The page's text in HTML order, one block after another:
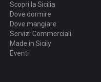
Scopri la Sicilia
Dove dormire
Dove mangiare
Servizi Commerciali
Made in Sicily
Eventi